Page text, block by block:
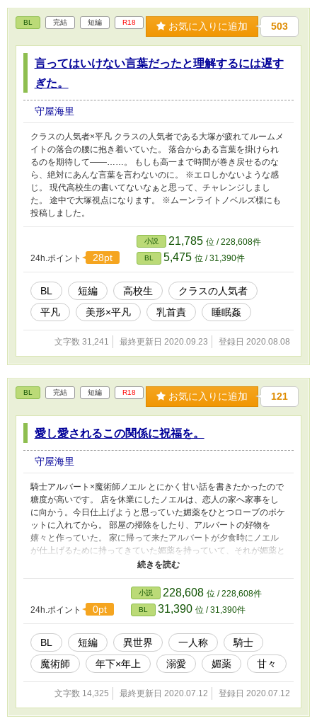
BL 完結 短編 R18 お気に入りに追加 503
言ってはいけない言葉だったと理解するには遅す
ぎた。
守屋海里
クラスの人気者×平凡 クラスの人気者である大塚が疲れてルームメ
イトの落合の腰に抱き着いていた。 落合からある言葉を掛けられ
るのを期待して――……。 もしも高一まで時間が巻き戻せるのな
ら、絶対にあんな言葉を言わないのに。 ※エロしかないような感
じ。 現代高校生の書いてないなぁと思って、チャレンジしまし
た。 途中で大塚視点になります。 ※ムーンライトノベルズ様にも
投稿しました。
24h.ポイント 28pt
小説 21,785 位 / 228,608件
BL 5,475 位 / 31,390件
BL 短編 高校生
クラスの人気者
平凡
美形×平凡 乳首責 睡眠姦
文字数 31,241 最終更新日 2020.09.23 登録日 2020.08.08
BL 完結 短編 R18 お気に入りに追加 121
愛し愛されるこの関係に祝福を。
守屋海里
騎士アルバート×魔術師ノエル とにかく甘い話を書きたかったので
糖度が高いです。 店を休業にしたノエルは、恋人の家へ家事をし
に向かう。今日仕上げようと思っていた媚薬をひとつローブのポケ
ットに入れてから。 部屋の掃除をしたり、アルバートの好物を
嬉々と作っていた。 家に帰って来たアルバートが夕食時にノエル
が仕上げるために持ってきていた媚薬を持っていて、それが媚薬と
知ると「俺に買わせて」と言ってくる。 半分ずつ媚薬を飲んだ彼
らは――……。 ノエル（受）の一人称。アルバートのほうが年下
です。年下×年上。 とはいえどちらも包容力があるような感じにな
りました。 ※ムーンライトノベルズ様にも投稿しています。
24h.ポイント
0pt
小説 228,608 位 / 228,608件
BL 31,390 位 / 31,390件
BL 短編 異世界 一人称
騎士
魔術師
年下×年上 溺愛 媚薬 甘々
文字数 14,325 最終更新日 2020.07.12 登録日 2020.07.12